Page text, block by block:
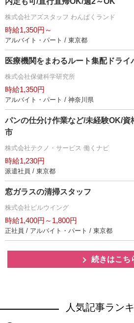
株式会社アズスタッフ わんぱくランド
時給1,350円～
アルバイト・パート / 東京都
医療機関をまわるルート集配ドライ
株式会社保健科学研究所
時給1,350円
アルバイト・パート / 神奈川県
パンの仕分け作業など/未経験OK/資
市
株式会社テクノ・サービス 働くナビ
時給1,230円
派遣社員 / 東京都
窓ガラスの清掃スタッフ
株式会社ビルウイング
時給1,400円～1,800円
正社員 / アルバイト・パート / 東京都
続きはこち
人気記事ラン